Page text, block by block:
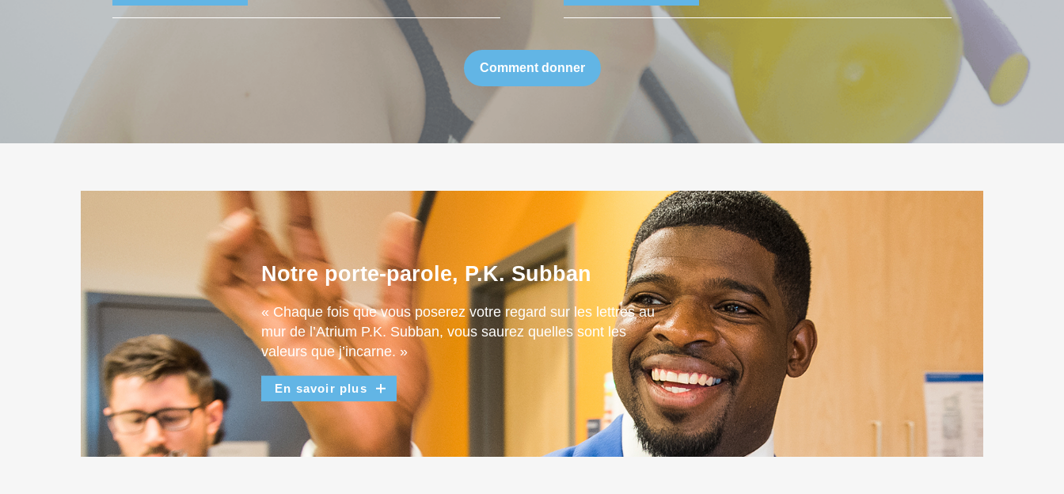
Comment donner
Notre porte-parole, P.K. Subban
« Chaque fois que vous poserez votre regard sur les lettres au
mur de l’Atrium P.K. Subban, vous saurez quelles sont les
valeurs que j’incarne. »
En savoir plus